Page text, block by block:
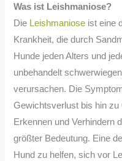
Was ist Leishmaniose?
Die Leishmaniose ist eine
Krankheit, die durch
Hunde jeden Alters und
unbehandelt
verursachen. Die
Gewichtsverlust bis hin zu
Erkennen und Verhindern
größter Bedeutung. Eine
Hund zu helfen, sich vor